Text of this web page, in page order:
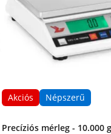
Akciós Népszerű
Precíziós mérleg - 10.000